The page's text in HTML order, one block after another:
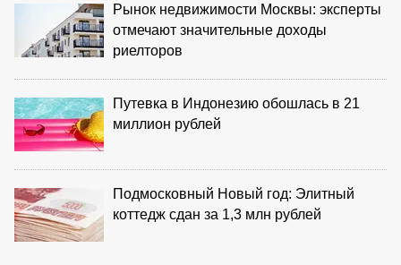
Рынок недвижимости Москвы: эксперты
отмечают значительные доходы
риелторов
Путевка в Индонезию обошлась в 21
миллион рублей
Подмосковный Новый год: Элитный
коттедж сдан за 1,3 млн рублей